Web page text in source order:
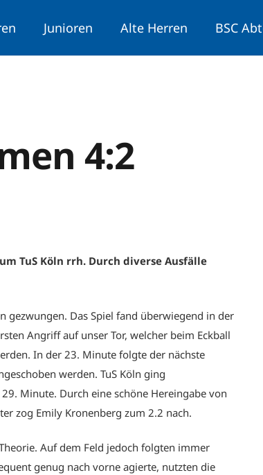
Junioren Alte Herren BSC
4:2
TuS Köln rrh. Durch diverse Ausfälle
gezwungen. Das Spiel fand überwiegend in der
Angriff auf unser Tor, welcher beim Eckball
In der 23. Minute folgte der nächste
werden. TuS Köln ging
Minute. Durch eine schöne Hereingabe von
zog Emily Kronenberg zum 2.2 nach.
Auf dem Feld jedoch folgten immer
genug nach vorne agierte, nutzten die